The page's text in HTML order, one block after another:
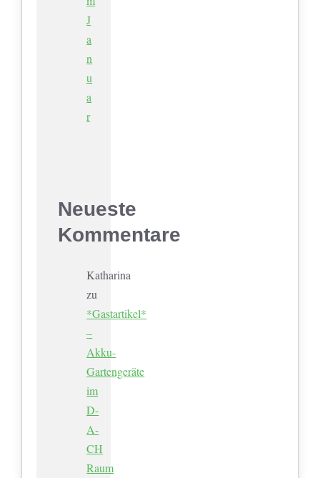
J
a
n
u
a
r
Neueste
Kommentare
Katharina
zu
*Gastartikel*
–
Akku-
Gartengeräte
im
D-
A-
CH
Raum